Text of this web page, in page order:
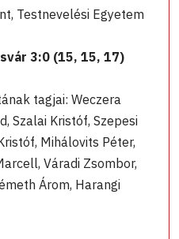
Testnevelési Egyetem
3:0 (15, 15, 17)
tagjai: Weczera
Szalai Kristóf, Szepesi
Mihálovits Péter,
Váradi Zsombor,
Árom, Harangi